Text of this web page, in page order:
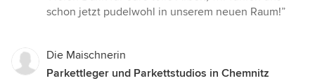
schon jetzt pudelwohl in unserem neuen Raum!”
Die Maischnerin
Parkettleger und Parkettstudios in Chemnitz